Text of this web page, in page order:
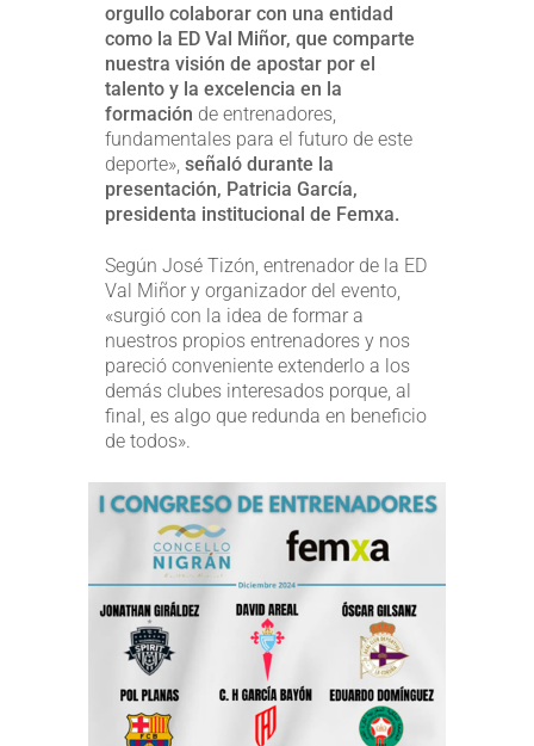
orgullo colaborar con una entidad
como la ED Val Miñor, que comparte
nuestra visión de apostar por el
talento y la excelencia en la
formación de entrenadores,
fundamentales para el futuro de este
deporte», señaló durante la
presentación, Patricia García,
presidenta institucional de Femxa.
Según José Tizón, entrenador de la ED
Val Miñor y organizador del evento,
«surgió con la idea de formar a
nuestros propios entrenadores y nos
pareció conveniente extenderlo a los
demás clubes interesados porque, al
final, es algo que redunda en beneficio
de todos».